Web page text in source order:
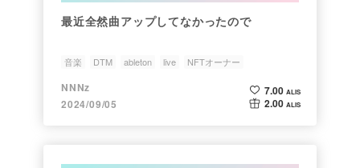
最近全然曲アップしてなかったので
音楽 DTM ableton live NFTオーナー
NNNz
2024/09/05
7.00 ALIS
2.00 ALIS